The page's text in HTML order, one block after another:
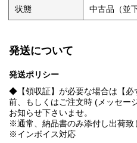
状態 中古品（並
発送について
発送ポリシー
◆【領収証】が必要な場合は【必
前、もしくはご注文時 (メッセー
お知らせ下さいませ。
※通常、納品書のみ添付し出荷致
※インボイス対応